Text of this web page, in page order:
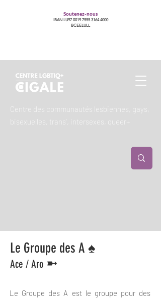
Soutenez-nous
IBAN LU97 0019 7555 3164 4000
BCEELULL
Centre des communautés lesbiennes, gays,
bisexuelles, trans’, intersexes, queer+
Le Groupe des A ♠
Ace / Aro ➼
Le Groupe des A est le groupe pour des